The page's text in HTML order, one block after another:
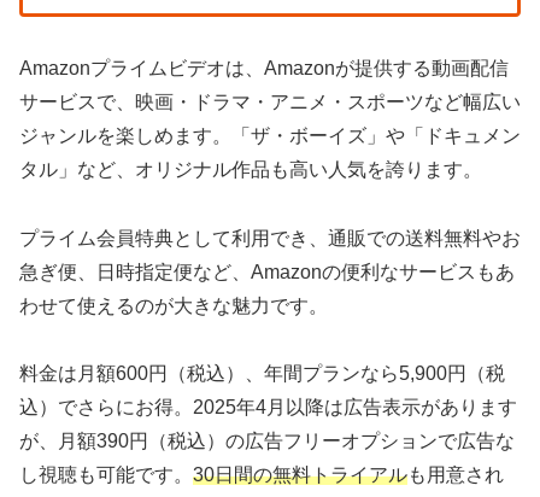
Amazonプライムビデオは、Amazonが提供する動画配信
サービスで、映画・ドラマ・アニメ・スポーツなど幅広い
ジャンルを楽しめます。「ザ・ボーイズ」や「ドキュメン
タル」など、オリジナル作品も高い人気を誇ります。
プライム会員特典として利用でき、通販での送料無料やお
急ぎ便、日時指定便など、Amazonの便利なサービスもあ
わせて使えるのが大きな魅力です。
料金は月額600円（税込）、年間プランなら5,900円（税
込）でさらにお得。2025年4月以降は広告表示があります
が、月額390円（税込）の広告フリーオプションで広告な
し視聴も可能です。 30日間の無料トライアルも用意され